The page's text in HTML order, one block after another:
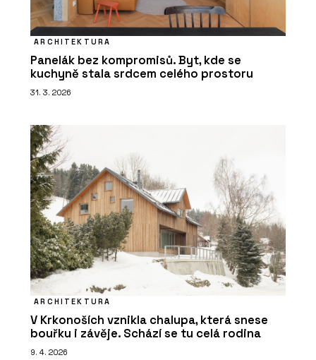
ARCHITEKTURA
Panelák bez kompromisů. Byt, kde se
kuchyně stala srdcem celého prostoru
31. 3. 2026
ARCHITEKTURA
V Krkonoších vznikla chalupa, která snese
bouřku i závěje. Schází se tu celá rodina
9. 4. 2026